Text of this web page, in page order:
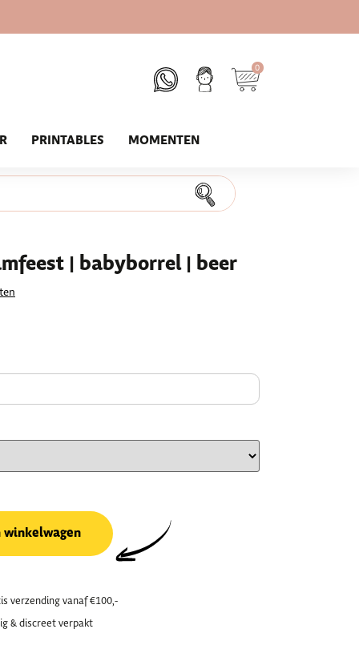
0
PRINTABLES MOMENTEN
| babyborrel | beer
winkelwagen
verzending vanaf €100,-
& discreet verpakt